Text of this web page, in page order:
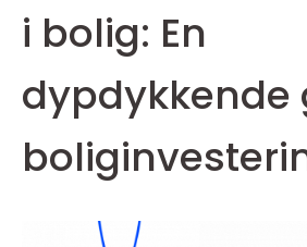
i bolig: En
dypdykkende